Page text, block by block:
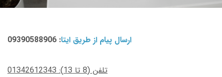
ارسال پیام از طریق ایتا: 09390588906
تلفن (8 تا 13): 01342612343